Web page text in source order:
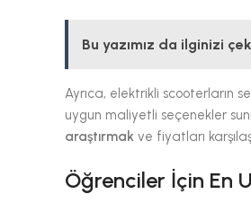
Bu yazımız da ilginizi
Ayrıca, elektrikli scooterların
uygun maliyetli seçenekler
araştırmak ve fiyatları
Öğrenciler İçin En